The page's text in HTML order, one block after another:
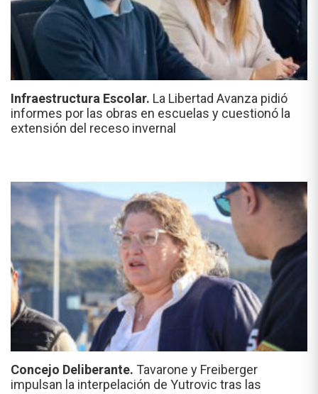
Infraestructura Escolar. La Libertad Avanza pidió
informes por las obras en escuelas y cuestionó la
extensión del receso invernal
Concejo Deliberante. Tavarone y Freiberger
impulsan la interpelación de Yutrovic tras las